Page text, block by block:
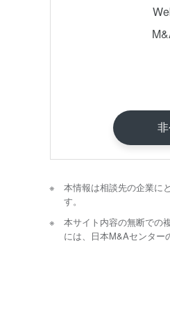
本情報は相談先の企業に
す。
本サイト内容の無断での
には、日本M&Aセンター